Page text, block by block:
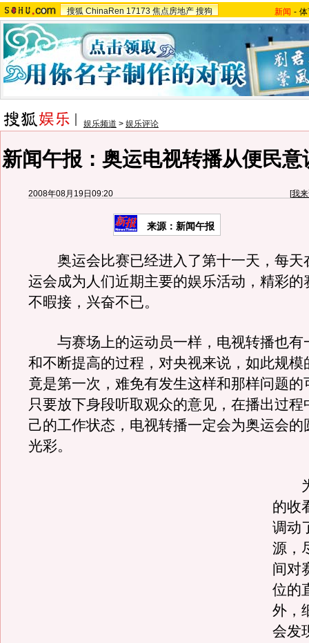
搜狐 ChinaRen 17173 焦点房地产 搜狗 新闻 -
娱乐频道 > 娱乐评论
新闻午报：奥运电视转播从便民
2008年08月19日09:20 [我
来源：新闻午报
奥运会比赛已经进入了第十一天，每天
运会成为人们近期主要的娱乐活动，精彩的
不暇接，兴奋不已。
与赛场上的运动员一样，电视转播也有
和不断提高的过程，对央视来说，如此规模
竟是第一次，难免有发生这样和那样问题的
只要放下身段听取观众的意见，在播出过程
己的工作状态，电视转播一定会为奥运会的
光彩。
为
的收
调动
源，
间对
位的
外，
会发